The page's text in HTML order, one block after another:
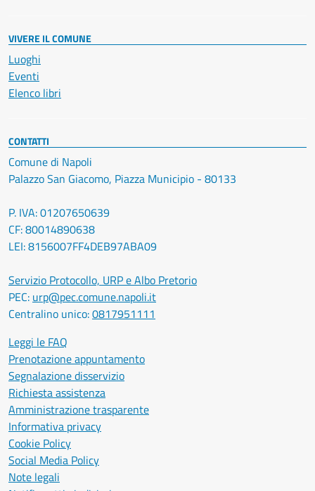
VIVERE IL COMUNE
Luoghi
Eventi
Elenco libri
CONTATTI
Comune di Napoli
Palazzo San Giacomo, Piazza Municipio - 80133
P. IVA: 01207650639
CF: 80014890638
LEI: 8156007FF4DEB97ABA09
Servizio Protocollo, URP e Albo Pretorio
PEC: urp@pec.comune.napoli.it
Centralino unico:0817951111
Leggi le FAQ
Prenotazione appuntamento
Segnalazione disservizio
Richiesta assistenza
Amministrazione trasparente
Informativa privacy
Cookie Policy
Social Media Policy
Note legali